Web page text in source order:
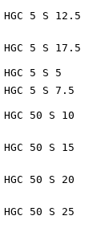
HGC 5 S 12.5
HGC 5 S 17.5
HGC 5 S 5
HGC 5 S 7.5
HGC 50 S 10
HGC 50 S 15
HGC 50 S 20
HGC 50 S 25